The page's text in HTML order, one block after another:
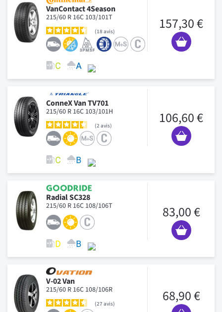
VanContact 4Season
215/60 R 16C 103/101T
18 avis 157,30 €
ConneX Van TV701
215/60 R 16C 103/101H
2 avis 106,60 €
Radial SC328
215/60 R 16C 108/106T 83,00 €
V-02 Van
215/60 R 16C 108/106R
27 avis 68,90 €